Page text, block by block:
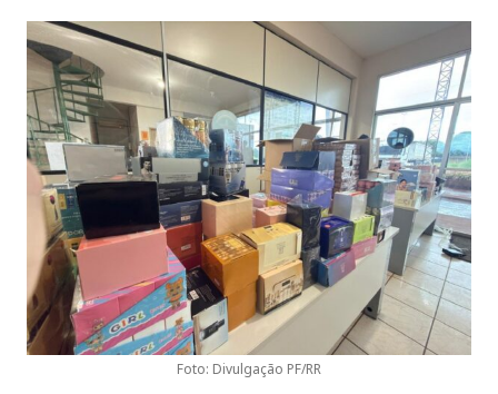
Foto: Divulgação PF/RR